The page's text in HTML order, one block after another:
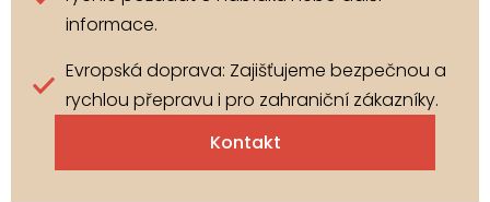
informace.
Evropská doprava: Zajišťujeme bezpečnou a
rychlou přepravu i pro zahraniční zákazníky.
Kontakt